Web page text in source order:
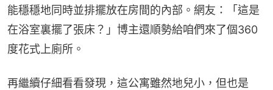
能穩穩地同時並排擺放在房間的內部。網友：「這是
在浴室裏擺了張床？」博主還順勢給咱們來了個360
度花式上廁所。
再繼續仔細看看發現，這公寓雖然地兒小，但也是